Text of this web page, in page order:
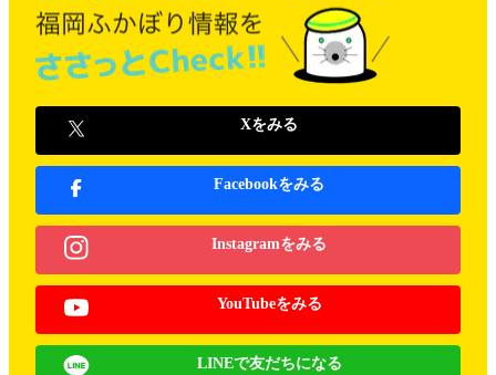
Xをみる
Facebookをみる
Instagramをみる
YouTubeをみる
LINEで友だちになる